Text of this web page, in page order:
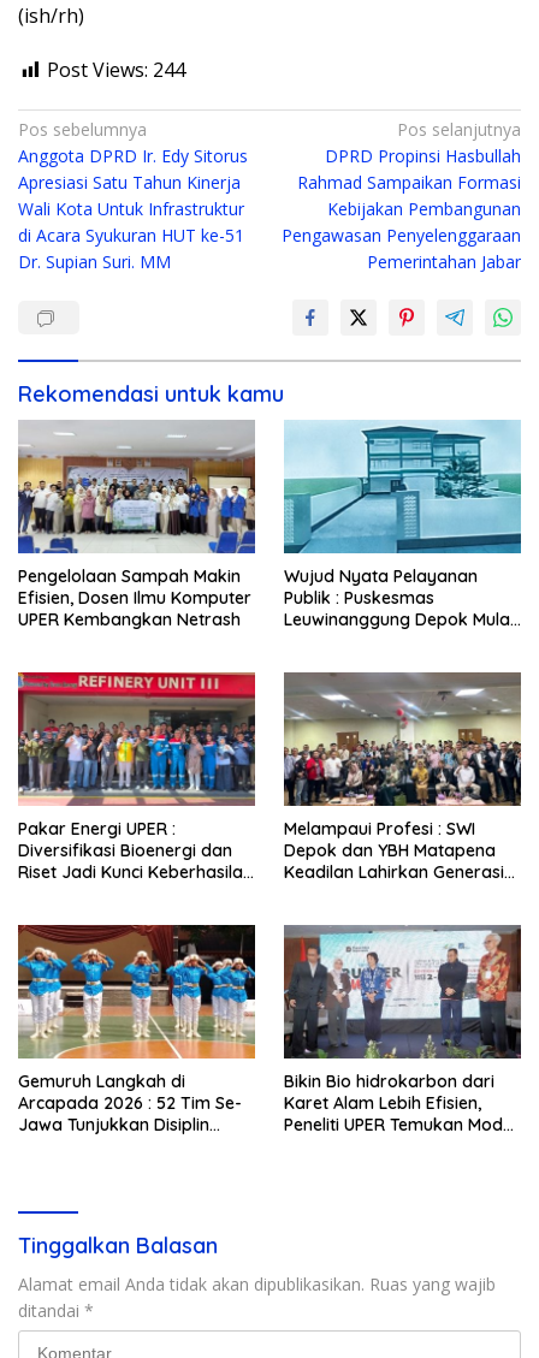
(ish/rh)
Post Views: 244
Navigasi
pos
Pos sebelumnya
Anggota DPRD Ir. Edy Sitorus
Apresiasi Satu Tahun Kinerja
Wali Kota Untuk Infrastruktur
di Acara Syukuran HUT ke-51
Dr. Supian Suri. MM
Pos selanjutnya
DPRD Propinsi Hasbullah
Rahmad Sampaikan Formasi
Kebijakan Pembangunan
Pengawasan Penyelenggaraan
Pemerintahan Jabar
Rekomendasi untuk kamu
Pengelolaan Sampah Makin
Efisien, Dosen Ilmu Komputer
UPER Kembangkan Netrash
Wujud Nyata Pelayanan
Publik : Puskesmas
Leuwinanggung Depok Mulai
Pakar Energi UPER :
Diversifikasi Bioenergi dan
Riset Jadi Kunci Keberhasilan
Melampaui Profesi : SWI
Depok dan YBH Matapena
Keadilan Lahirkan Generasi
Keadilan Rakyat
Gemuruh Langkah di
Arcapada 2026 : 52 Tim Se-
Jawa Tunjukkan Disiplin
Bikin Bio hidrokarbon dari
Karet Alam Lebih Efisien,
Peneliti UPER Temukan Model
Tinggalkan Balasan
Alamat email Anda tidak akan dipublikasikan. Ruas yang wajib
ditandai *